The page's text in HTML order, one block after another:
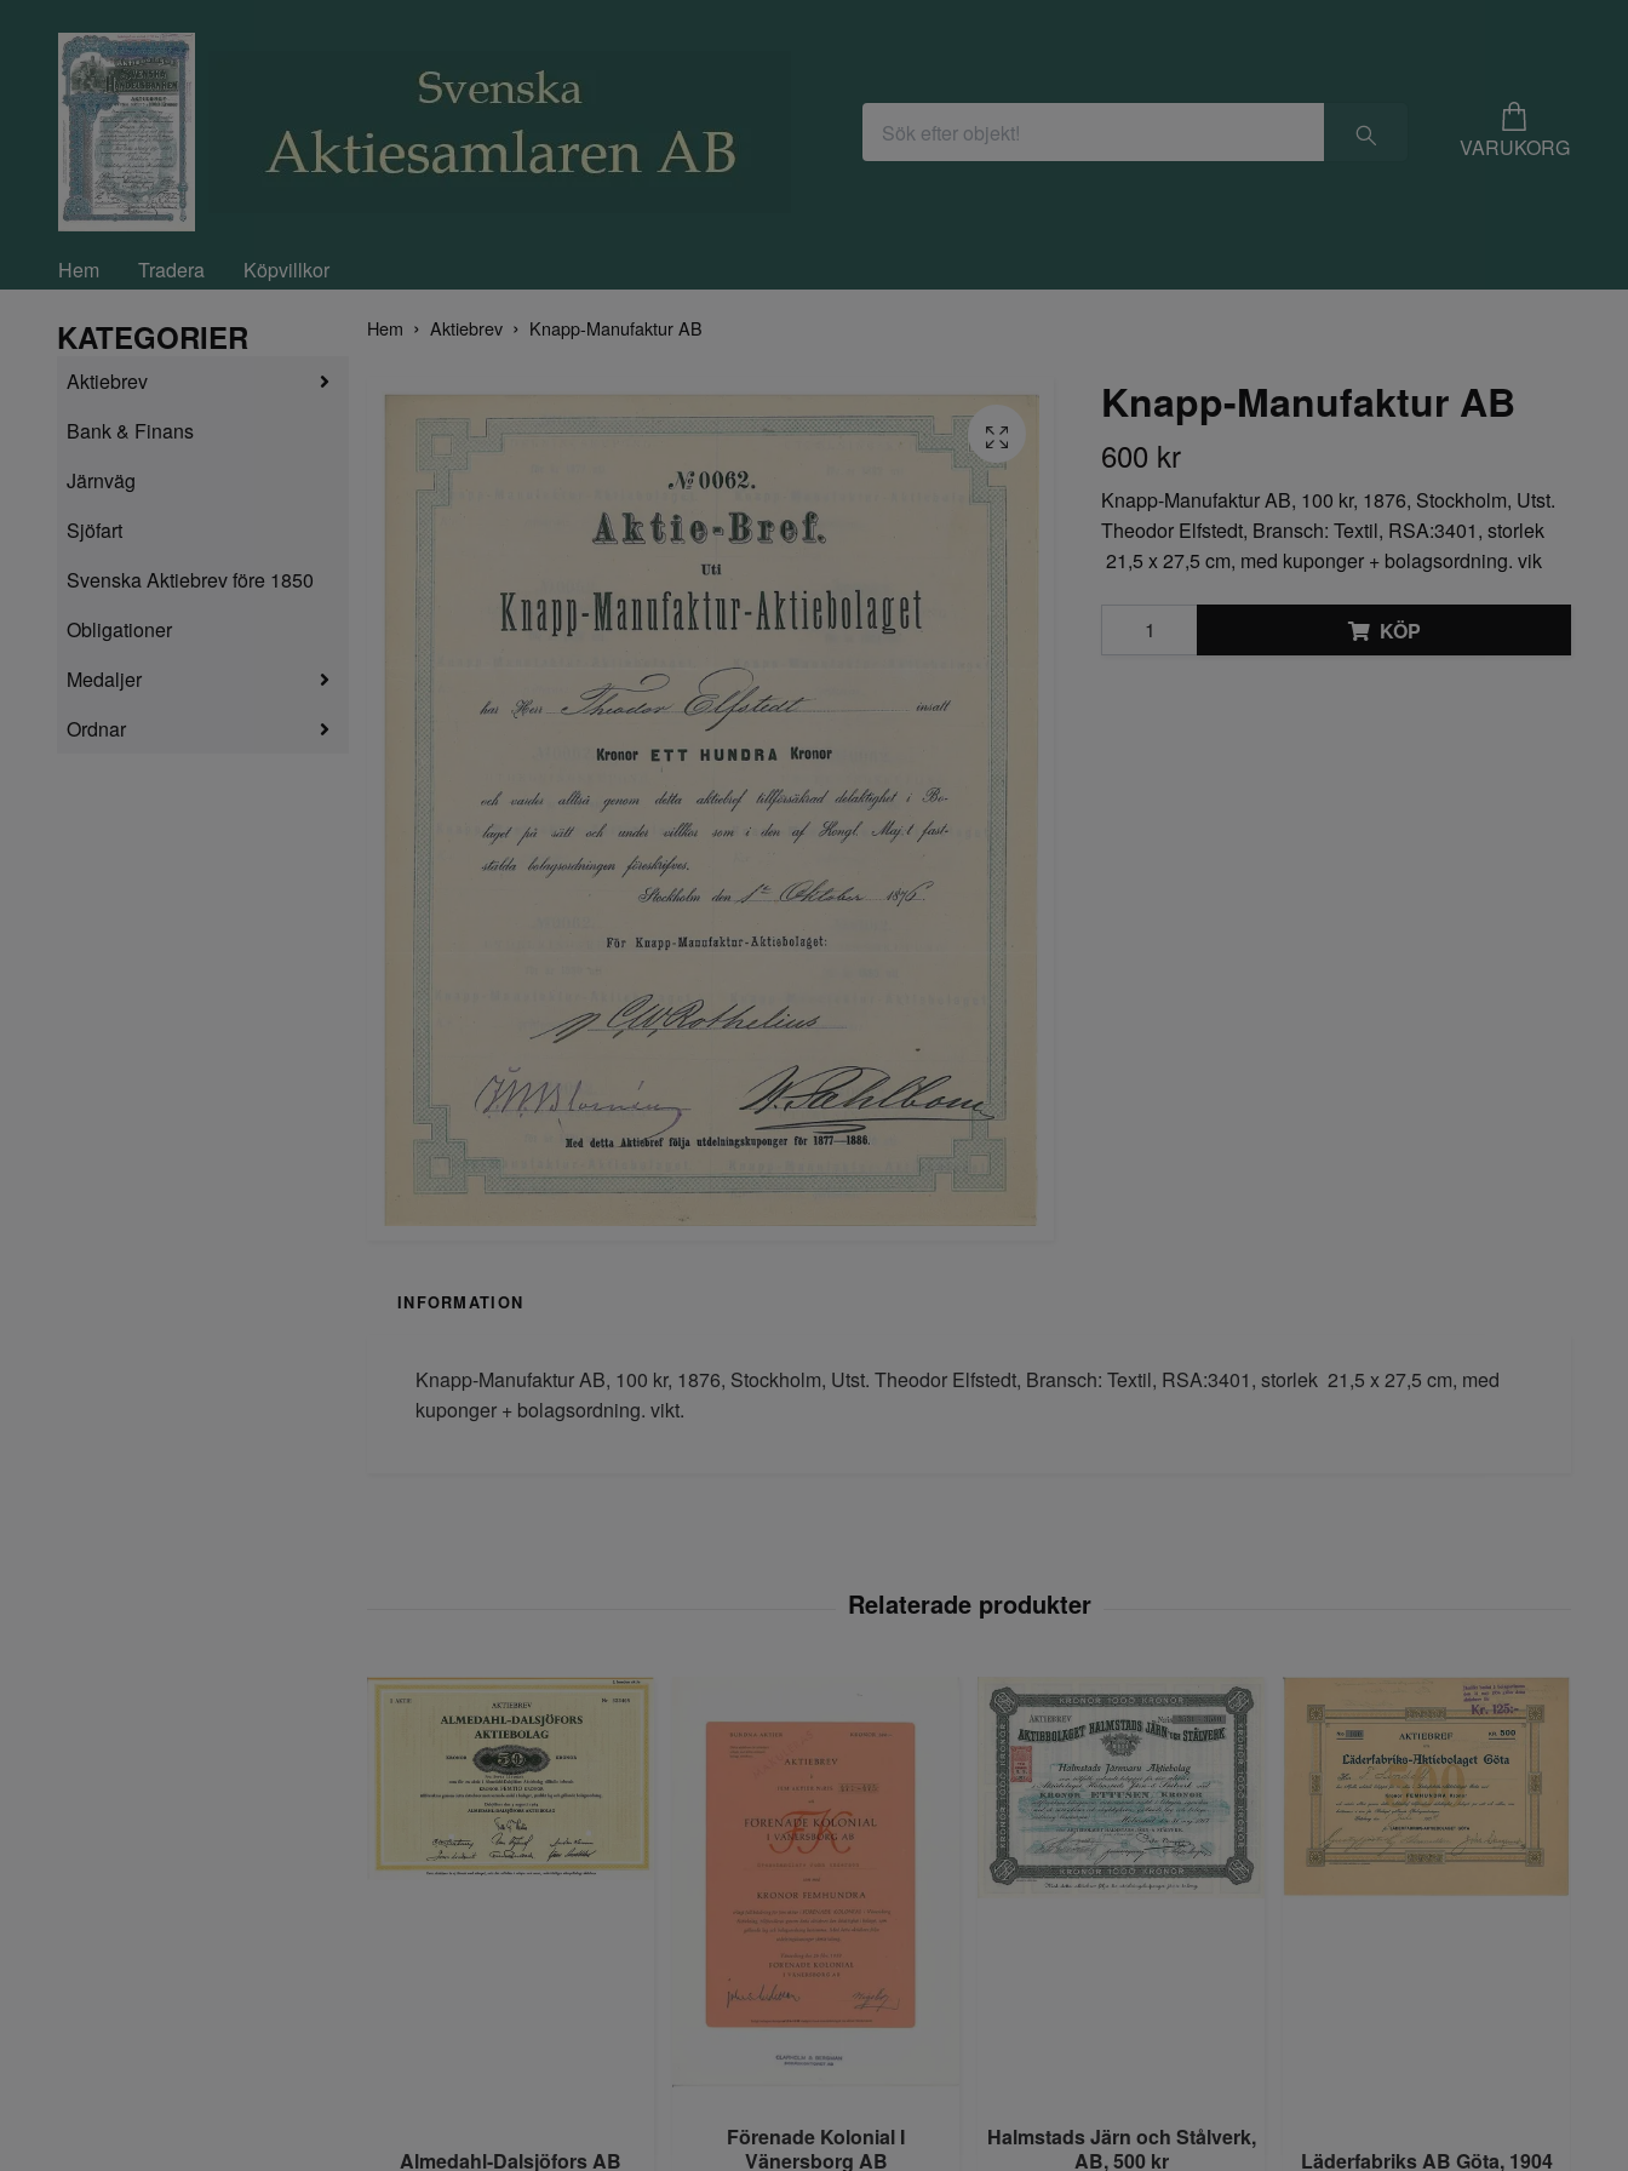
VARUKORG
Hem Tradera Köpvillkor
KATEGORIER
Aktiebrev
Bank & Finans
Järnväg
Sjöfart
Svenska Aktiebrev före 1850
Obligationer
Medaljer
Ordnar
Hem Aktiebrev Knapp-Manufaktur AB
Knapp-Manufaktur AB
600 kr
Knapp-Manufaktur AB, 100 kr, 1876, Stockholm, Utst.
Theodor Elfstedt, Bransch: Textil, RSA:3401, storlek
21,5 x 27,5 cm, med kuponger + bolagsordning. vik
KÖP
INFORMATION
Knapp-Manufaktur AB, 100 kr, 1876, Stockholm, Utst. Theodor Elfstedt, Bransch: Textil, RSA:3401, storlek 21,5 x 27,5 cm, med
kuponger + bolagsordning. vikt.
Almedahl-Dalsjöfors AB
Förenade Kolonial I
Vänersborg AB
Halmstads Järn och Stålverk,
AB, 500 kr
Läderfabriks AB Göta, 1904